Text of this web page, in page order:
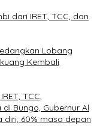
dari IRET, TCC, dan
Lobang
Kembali
TCC,
Bungo, Gubernur Al
diri, 60% masa depan